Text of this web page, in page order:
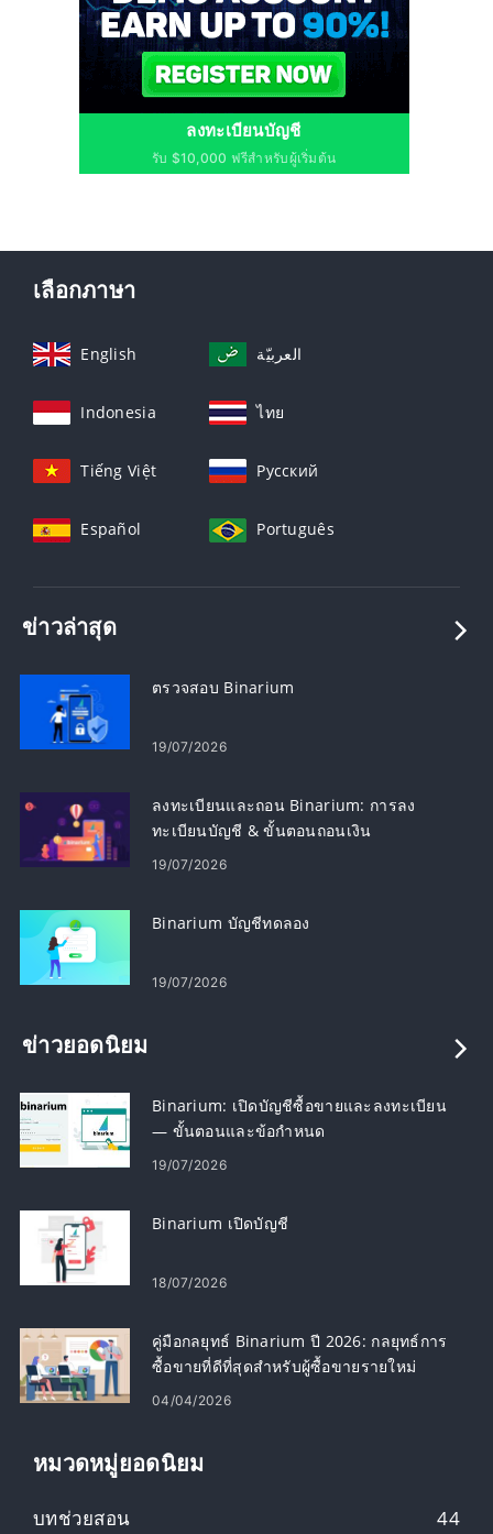
ลงทะเบียนบัญชี
รับ $10,000 ฟรีสำหรับผู้เริ่มต้น
เลือกภาษา
English العربيّة
Indonesia ไทย
Tiếng Việt Русский
Español Português
ข่าวล่าสุด
ตรวจสอบ Binarium
19/07/2026
ลงทะเบียนและถอน Binarium: การลง
ทะเบียนบัญชี & ขั้นตอนถอนเงิน
19/07/2026
Binarium บัญชีทดลอง
19/07/2026
ข่าวยอดนิยม
Binarium: เปิดบัญชีซื้อขายและลงทะเบียน
— ขั้นตอนและข้อกำหนด
19/07/2026
Binarium เปิดบัญชี
18/07/2026
คู่มือกลยุทธ์ Binarium ปี 2026: กลยุทธ์การ
ซื้อขายที่ดีที่สุดสำหรับผู้ซื้อขายรายใหม่
04/04/2026
หมวดหมู่ยอดนิยม
บทช่วยสอน
44